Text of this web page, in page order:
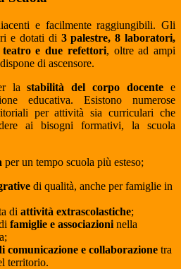
e facilmente raggiungibili. Gli
e dotati di 3 palestre, 8 laboratori,
e due refettori, oltre ad ampi
di ascensore.
lastabilità del corpo docente e
educativa. Esistono numerose
per attività sia curriculari che
ai bisogni formativi, la scuola
per un tempo scuola più esteso;
di qualità, anche per famiglie in
di attività extrascolastiche;
famiglie e associazioni nella
comunicazione e collaborazione tra
territorio.